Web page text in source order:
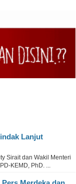
Lanjut
Sirait dan Wakil Menteri
KEMD, PhD. ...